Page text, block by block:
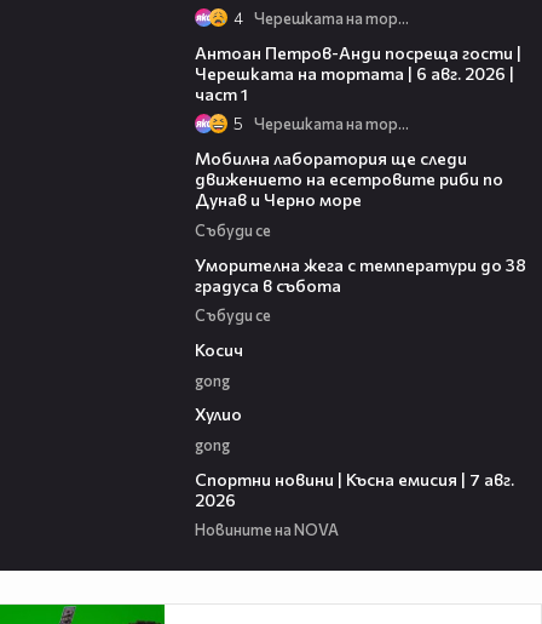
4 Черешката на тортата
Антоан Петров-Анди посреща гости |
Черешката на тортата | 6 авг. 2026 |
част 1
5 Черешката на тортата
Мобилна лаборатория ще следи
движението на есетровите риби по
Дунав и Черно море
Събуди се
Уморителна жега с температури до 38
градуса в събота
Събуди се
Косич
gong
Хулио
gong
Спортни новини | Късна емисия | 7 авг.
2026
Новините на NOVA